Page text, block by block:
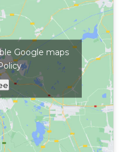
Google maps